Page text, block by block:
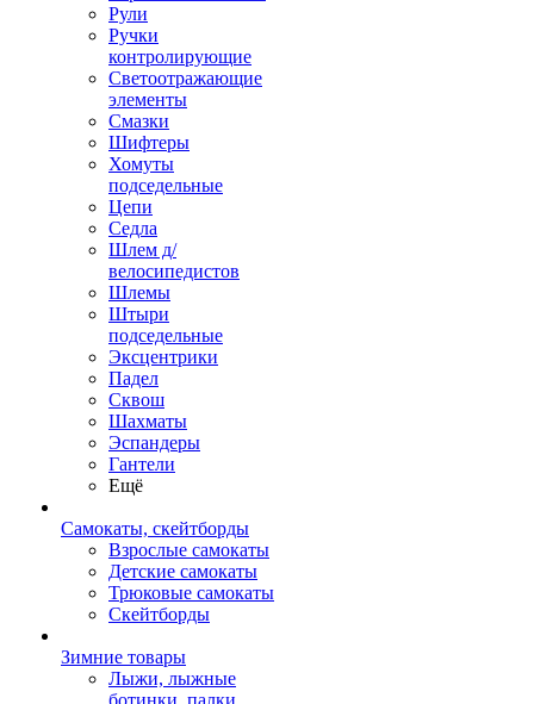
Рули
Ручки
контролирующие
Светоотражающие
элементы
Смазки
Шифтеры
Хомуты
подседельные
Цепи
Седла
Шлем д/
велосипедистов
Шлемы
Штыри
подседельные
Эксцентрики
Падел
Сквош
Шахматы
Эспандеры
Гантели
Ещё
Самокаты, скейтборды
Взрослые самокаты
Детские самокаты
Трюковые самокаты
Скейтборды
Зимние товары
Лыжи, лыжные
ботинки, палки